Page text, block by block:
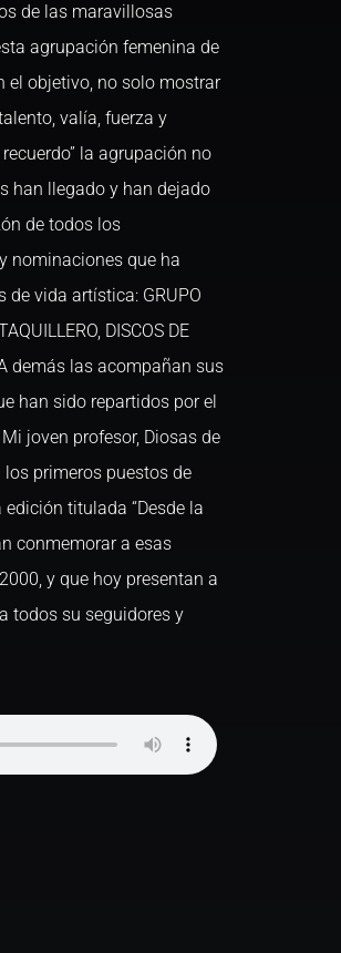
de las maravillosas
agrupación femenina de
el objetivo, no solo mostrar
valía, fuerza y
la agrupación no
han llegado y han dejado
de todos los
nominaciones que ha
de vida artística: GRUPO
DISCOS DE
demás las acompañan sus
han sido repartidos por el
joven profesor, Diosas de
primeros puestos de
titulada “Desde la
conmemorar a esas
y que hoy presentan a
todos su seguidores y